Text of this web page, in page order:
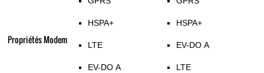
Propriétés Modem
HSPA+
LTE
EV-DO A
HSPA+
EV-DO A
LTE